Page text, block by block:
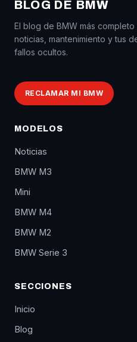
BLOG DE BMW
El blog de BMW más
noticias, mantenimiento y tus
fallos ocultos.
RECLAMAR MI BMW
MODELOS
Noticias
BMW M3
Mini
BMW M4
BMW M2
BMW Serie 3
SECCIONES
Inicio
Blog